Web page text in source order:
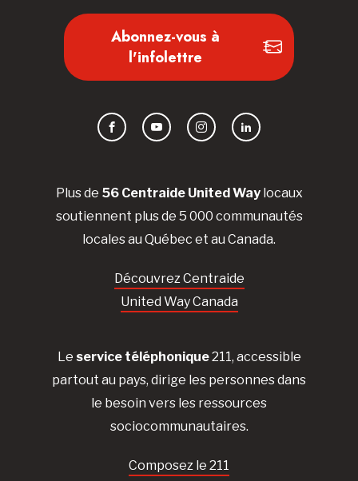
Plus de 56 Centraide United Waylocaux
soutiennent plus de 5 000 communautés
locales au Québec et au Canada.
Découvrez Centraide
United Way Canada
Le service téléphonique211, accessible
partout au pays, dirige les personnes dans
le besoin vers les ressources
sociocommunautaires.
Composez le 211
Abonnez-vous à
l'infolettre
FacebookYouTubeInstagramLinkedIn